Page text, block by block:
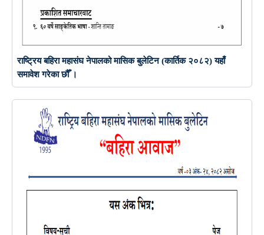
राष्ट्रिय बहिरा महासंघ नेपालको मासिक बुलेटिन (कार्तिक २०८२) यहाँ
समावेश गरेका छौँ ।